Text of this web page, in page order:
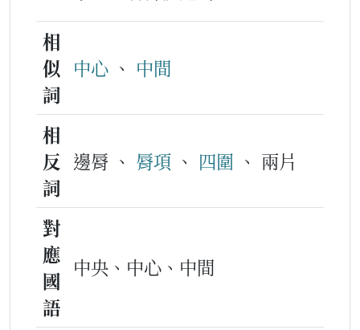
相
似
詞
中心 、 中間
相
反
詞
邊脣 、 脣項 、 四圍 、 兩片
對
應
國
語
中央、中心、中間